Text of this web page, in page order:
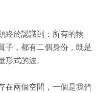
終於認識到：所有的物
子，都有二個身份，既是
式的波。
在兩個空間，一個是我們